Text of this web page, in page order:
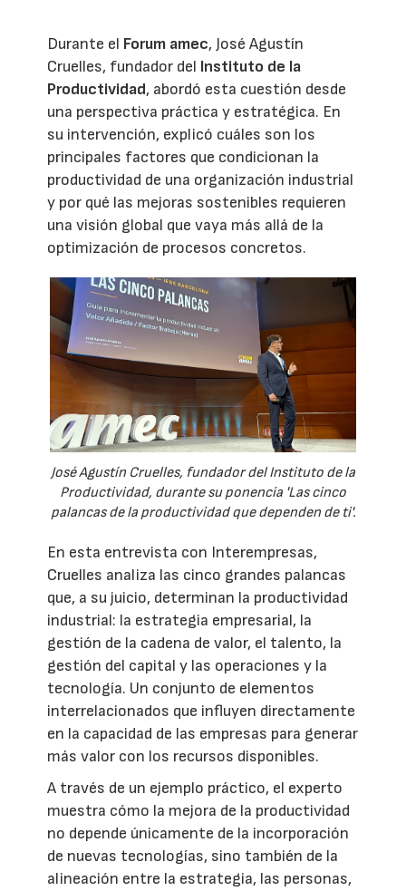
Durante el Forum amec, José Agustín
Cruelles, fundador del Instituto de la
Productividad, abordó esta cuestión desde
una perspectiva práctica y estratégica. En
su intervención, explicó cuáles son los
principales factores que condicionan la
productividad de una organización industrial
y por qué las mejoras sostenibles requieren
una visión global que vaya más allá de la
optimización de procesos concretos.
José Agustín Cruelles, fundador del Instituto de la
Productividad, durante su ponencia 'Las cinco
palancas de la productividad que dependen de ti'.
En esta entrevista con Interempresas,
Cruelles analiza las cinco grandes palancas
que, a su juicio, determinan la productividad
industrial: la estrategia empresarial, la
gestión de la cadena de valor, el talento, la
gestión del capital y las operaciones y la
tecnología. Un conjunto de elementos
interrelacionados que influyen directamente
en la capacidad de las empresas para generar
más valor con los recursos disponibles.
A través de un ejemplo práctico, el experto
muestra cómo la mejora de la productividad
no depende únicamente de la incorporación
de nuevas tecnologías, sino también de la
alineación entre la estrategia, las personas,